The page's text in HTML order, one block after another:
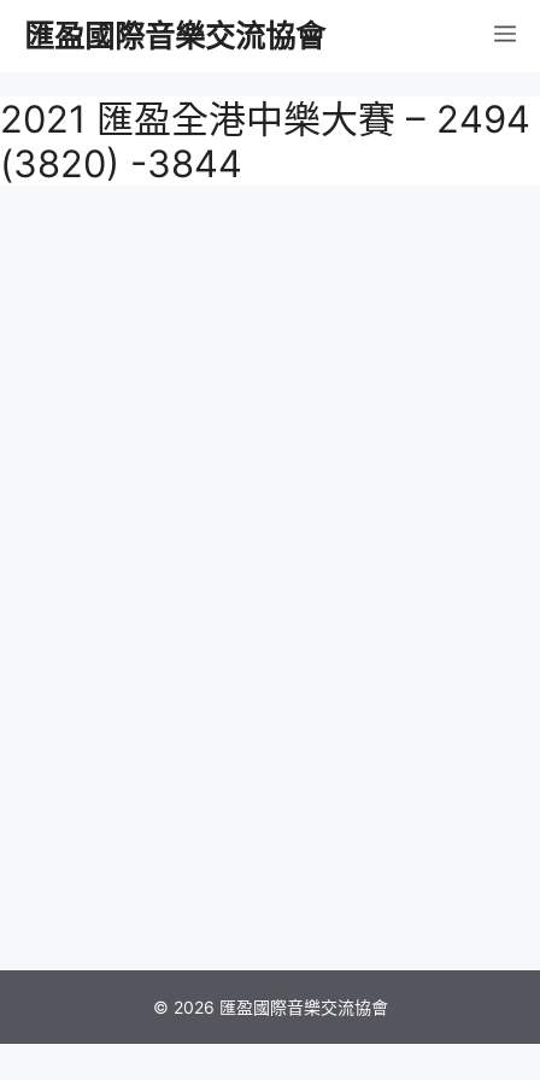
容
匯盈國際音樂交流協會 選
單
2021 匯盈全港中樂大賽 – 2494
(3820) -3844
© 2026 匯盈國際音樂交流協會